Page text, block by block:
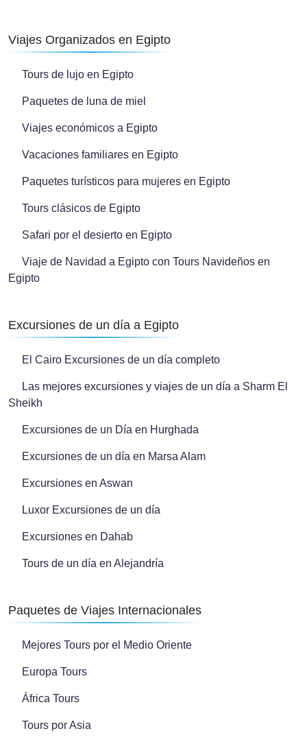
Viajes Organizados en Egipto
Tours de lujo en Egipto
Paquetes de luna de miel
Viajes económicos a Egipto
Vacaciones familiares en Egipto
Paquetes turísticos para mujeres en Egipto
Tours clásicos de Egipto
Safari por el desierto en Egipto
Viaje de Navidad a Egipto con Tours Navideños en
Egipto
Excursiones de un día a Egipto
El Cairo Excursiones de un día completo
Las mejores excursiones y viajes de un día a Sharm El
Sheikh
Excursiones de un Día en Hurghada
Excursiones de un día en Marsa Alam
Excursiones en Aswan
Luxor Excursiones de un día
Excursiones en Dahab
Tours de un día en Alejandría
Paquetes de Viajes Internacionales
Mejores Tours por el Medio Oriente
Europa Tours
África Tours
Tours por Asia